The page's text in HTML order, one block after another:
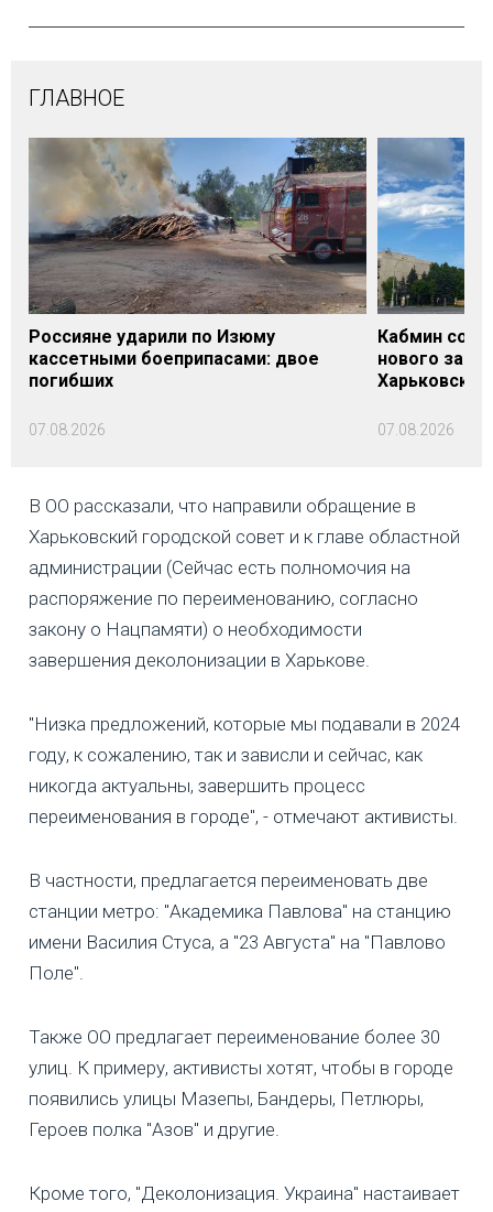
ГЛАВНОЕ
Россияне ударили по Изюму
кассетными боеприпасами: двое
погибших
07.08.2026
Кабмин
нового
07.08.2026
В ОО рассказали, что направили обращение в
Харьковский городской совет и к главе областной
администрации (Сейчас есть полномочия на
распоряжение по переименованию, согласно
закону о Нацпамяти) о необходимости
завершения деколонизации в Харькове.
"Низка предложений, которые мы подавали в 2024
году, к сожалению, так и зависли и сейчас, как
никогда актуальны, завершить процесс
переименования в городе", - отмечают активисты.
В частности, предлагается переименовать две
станции метро: "Академика Павлова" на станцию
имени Василия Стуса, а "23 Августа" на "Павлово
Поле".
Также ОО предлагает переименование более 30
улиц. К примеру, активисты хотят, чтобы в городе
появились улицы Мазепы, Бандеры, Петлюры,
Героев полка "Азов" и другие.
Кроме того, "Деколонизация. Украина" настаивает